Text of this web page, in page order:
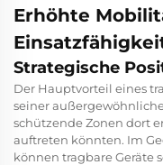
Erhöhte
Strategische
Der Hauptvorteil eines
seiner
schützende Zonen dort
auftreten könnten. Im
können tragbare Geräte